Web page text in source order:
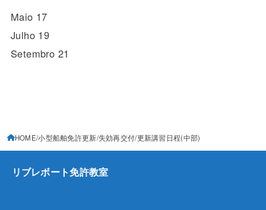
Maio 17
Julho 19
Setembro 21
HOME 小型船舶免許更新/失効再交付 更新講習日程(中部)
リブレボート免許教室